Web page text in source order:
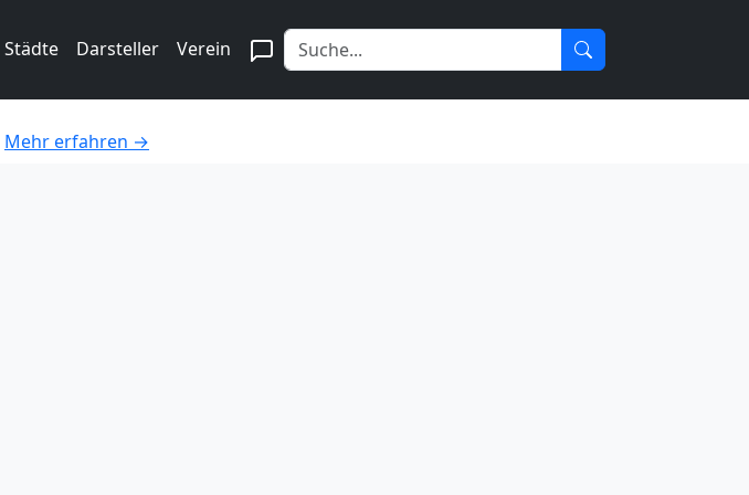
Städte Darsteller Verein
Mehr erfahren →